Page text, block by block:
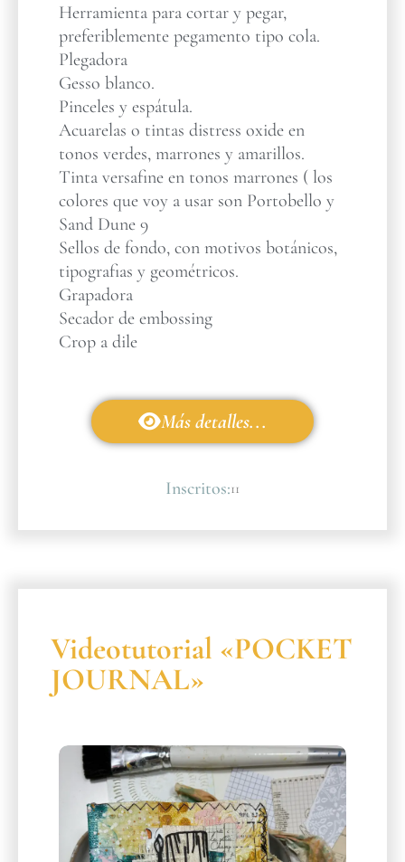
Herramienta para cortar y pegar,
preferiblemente pegamento tipo cola.
Plegadora
Gesso blanco.
Pinceles y espátula.
Acuarelas o tintas distress oxide en
tonos verdes, marrones y amarillos.
Tinta versafine en tonos marrones ( los
colores que voy a usar son Portobello y
Sand Dune 9
Sellos de fondo, con motivos botánicos,
tipografias y geométricos.
Grapadora
Secador de embossing
Crop a dile
Más detalles...
Inscritos:11
Videotutorial «POCKET
JOURNAL»